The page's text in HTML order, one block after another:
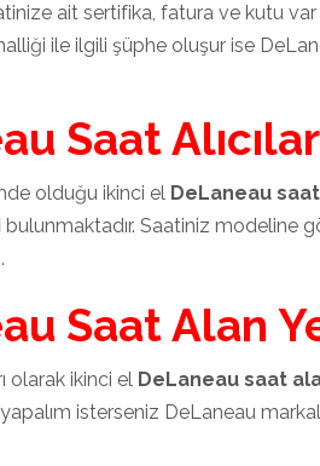
ait sertifika, fatura ve kutu
ile ilgili şüphe oluşur ise
Saat
olduğu ikinci el DeLaneau saat
bulunmaktadır. Saatiniz modeline
Saat Alan
olarak ikinci el DeLaneau saat
isterseniz DeLaneau